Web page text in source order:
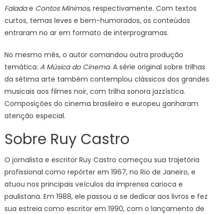
Faladae Contos Mínimos, respectivamente. Com textos
curtos, temas leves e bem-humorados, os conteúdos
entraram no ar em formato de interprogramas.
No mesmo mês, o autor comandou outra produção
temática: A Música do Cinema. A série original sobre trilhas
da sétima arte também contemplou clássicos dos grandes
musicais aos filmes noir, com trilha sonora jazzística.
Composições do cinema brasileiro e europeu ganharam
atenção especial.
Sobre Ruy Castro
O jornalista e escritor Ruy Castro começou sua trajetória
profissional como repórter em 1967, no Rio de Janeiro, e
atuou nos principais veículos da imprensa carioca e
paulistana. Em 1988, ele passou a se dedicar aos livros e fez
sua estreia como escritor em 1990, com o lançamento de